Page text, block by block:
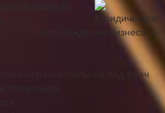
Юридическое
сопровождение бизнеса
образовательной под ключ